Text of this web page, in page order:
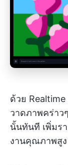
ด้วย
วาดภาพคร่าว
นั้นทันที เพิ่มร
งานคุณภาพสูง